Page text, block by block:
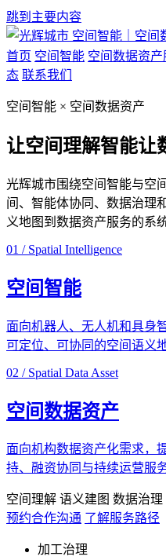
跳到主要内容
空间智能｜空间
首页 空间智能 空间数据资产
态 联系我们
空间智能 × 空间数据资产
让空间理解智能让
光辉城市围绕空间智能与空
间、智能体协同、数据治理
义地图到数据资产服务的系
01 / Spatial Intelligence
空间智能
面向机器人、无人机和具身
可定位、可协同的空间语义地
02 / Spatial Data Asset
空间数据资产
面向机构数据资产化需求，
持、融资协同与持续运营服务
空间理解 语义建图 数据治理
预约合作沟通 了解服务路径
加工治理